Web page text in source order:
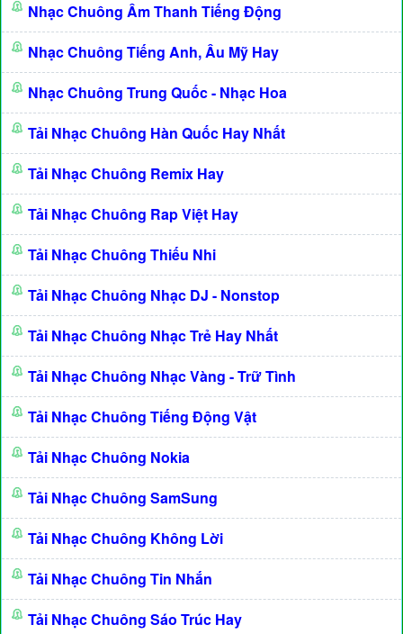
Nhạc Chuông Âm Thanh Tiếng Động
Nhạc Chuông Tiếng Anh, Âu Mỹ Hay
Nhạc Chuông Trung Quốc - Nhạc Hoa
Tải Nhạc Chuông Hàn Quốc Hay Nhất
Tải Nhạc Chuông Remix Hay
Tải Nhạc Chuông Rap Việt Hay
Tải Nhạc Chuông Thiếu Nhi
Tải Nhạc Chuông Nhạc DJ - Nonstop
Tải Nhạc Chuông Nhạc Trẻ Hay Nhất
Tải Nhạc Chuông Nhạc Vàng - Trữ Tình
Tải Nhạc Chuông Tiếng Động Vật
Tải Nhạc Chuông Nokia
Tải Nhạc Chuông SamSung
Tải Nhạc Chuông Không Lời
Tải Nhạc Chuông Tin Nhắn
Tải Nhạc Chuông Sáo Trúc Hay